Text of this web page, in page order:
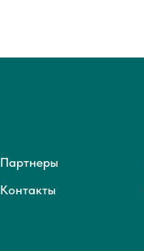
Партнеры
Контакты